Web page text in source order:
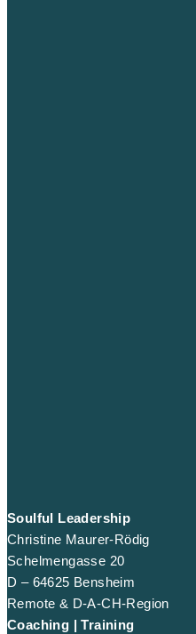
Soulful Leadership
Christine Maurer-Rödig
Schelmengasse 20
D – 64625 Bensheim
Remote & D-A-CH-Region
Coaching | Training